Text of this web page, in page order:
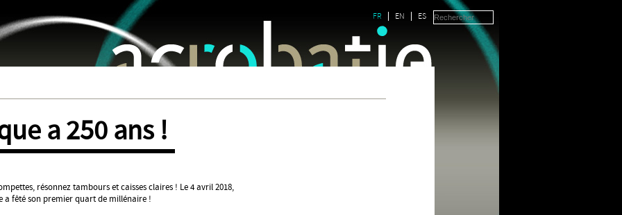
Jump to navigation
FR EN ES
a 250 ans !
résonnez tambours et caisses claires ! Le 4 avril 2018,
a fêté son premier quart de millénaire !